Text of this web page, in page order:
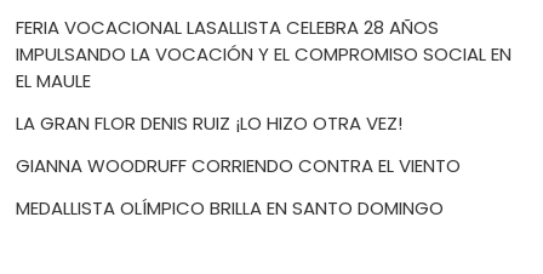
FERIA VOCACIONAL LASALLISTA CELEBRA 28 AÑOS
IMPULSANDO LA VOCACIÓN Y EL COMPROMISO SOCIAL EN
EL MAULE
LA GRAN FLOR DENIS RUIZ ¡LO HIZO OTRA VEZ!
GIANNA WOODRUFF CORRIENDO CONTRA EL VIENTO
MEDALLISTA OLÍMPICO BRILLA EN SANTO DOMINGO